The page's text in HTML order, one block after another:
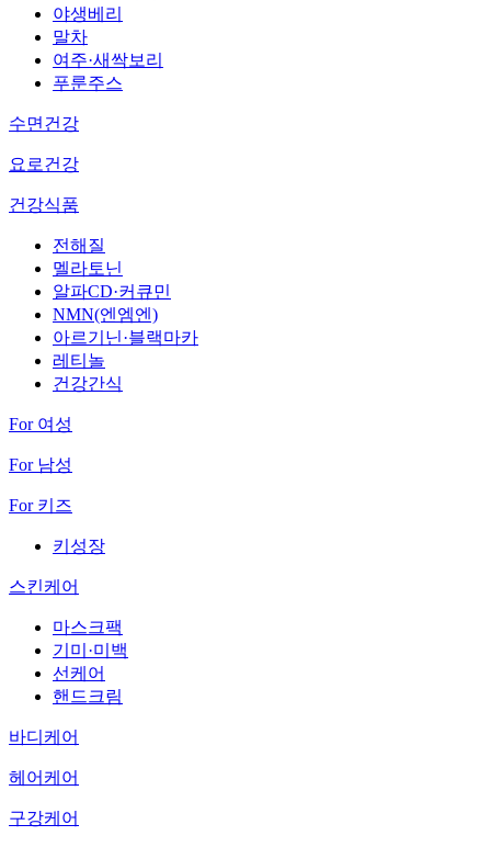
야생베리
말차
여주·새싹보리
푸룬주스
수면건강
요로건강
건강식품
전해질
멜라토닌
알파CD·커큐민
NMN(엔엠엔)
아르기닌·블랙마카
레티놀
건강간식
For 여성
For 남성
For 키즈
키성장
스킨케어
마스크팩
기미·미백
선케어
핸드크림
바디케어
헤어케어
구강케어